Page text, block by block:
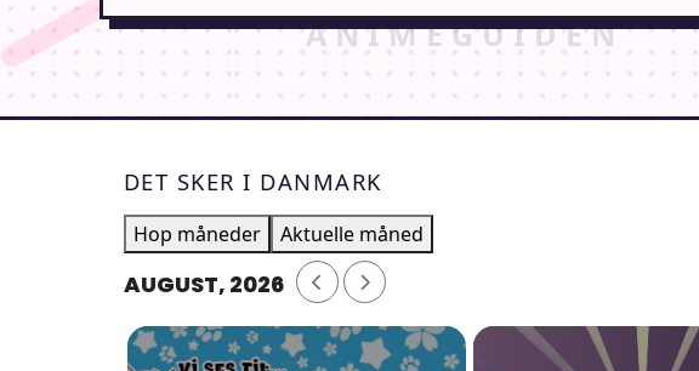
DET SKER I DANMARK
Hop måneder Aktuelle måned
AUGUST, 2026